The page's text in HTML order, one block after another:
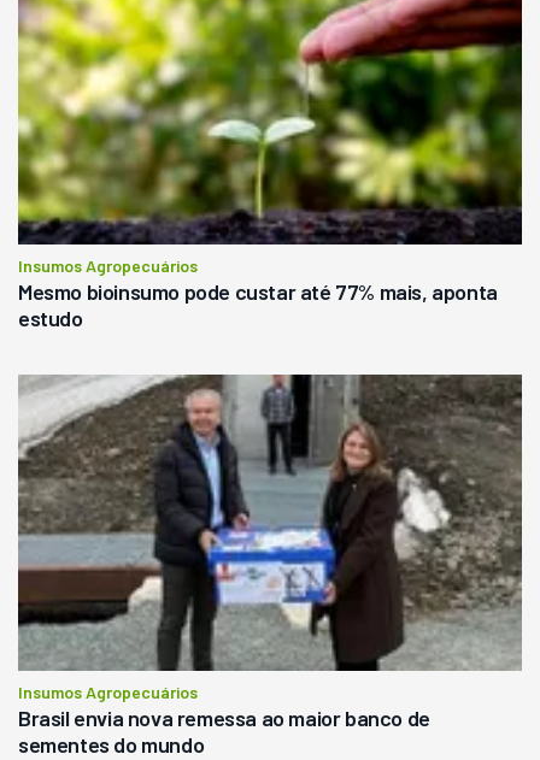
Insumos Agropecuários
Mesmo bioinsumo pode custar até 77% mais, aponta
estudo
Insumos Agropecuários
Brasil envia nova remessa ao maior banco de
sementes do mundo